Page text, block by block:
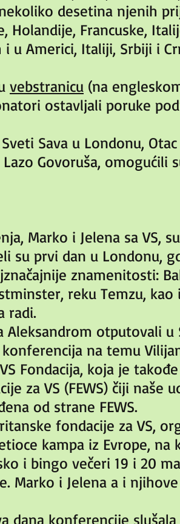
desetina njenih
Holandije, Francuske,
u Americi, Italiji, Srbiji i
vebstranicu (na
ostavljali poruke
Sava u Londonu,
Govoruša, omogućili
Marko i Jelena sa VS,
su prvi dan u Londonu,
znamenitosti:
reku Temzu,
radi.
Aleksandrom otputovali
na temu
Fondacija, koja je
za VS (FEWS) čiji naše
od strane FEWS.
fondacije za VS,
kampa iz Evrope, na
i bingo večeri 19 i 20
Marko i Jelena a i
dana konferencije